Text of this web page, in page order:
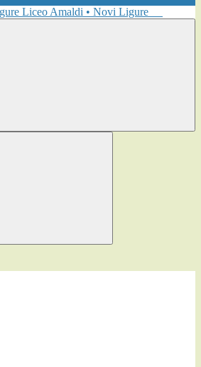
Liceo Amaldi • Novi Ligure